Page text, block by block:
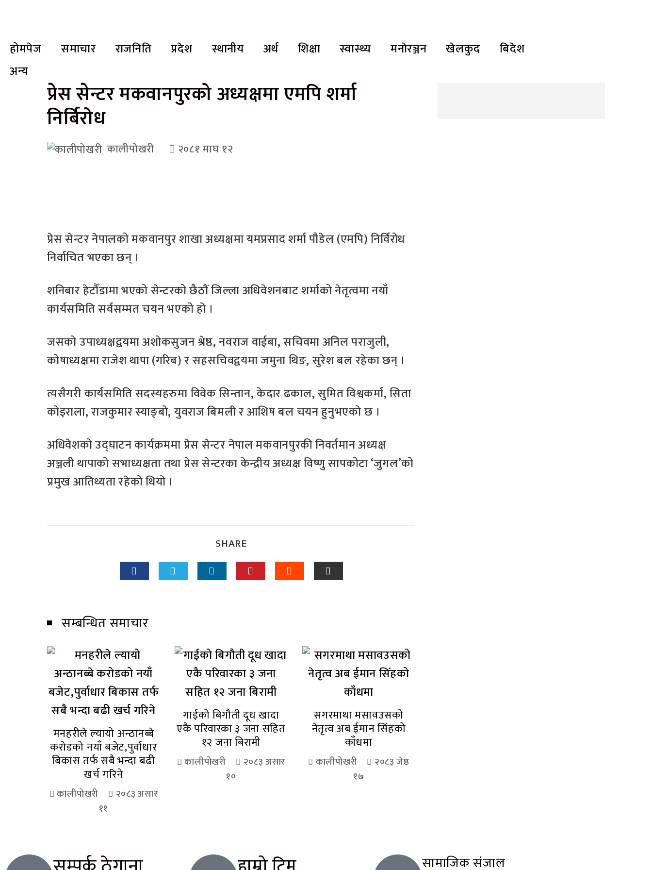
होमपेज समाचार राजनिति प्रदेश स्थानीय अर्थ शिक्षा स्वास्थ्य मनाेरञ्जन खेलकुद
बिदेश
अन्य
प्रेस सेन्टर मकवानपुरको अध्यक्षमा एमपि शर्मा
निर्बिरोध
कालीपोखरी २०८१ माघ १२
प्रेस सेन्टर नेपालको मकवानपुर शाखा अध्यक्षमा यमप्रसाद शर्मा पौडेल (एमपि) निर्विरोध
निर्वाचित भएका छन् ।
शनिबार हेटौँडामा भएको सेन्टरको छैठौं जिल्ला अधिवेशनबाट शर्माको नेतृत्वमा नयाँ
कार्यसमिति सर्वसम्मत चयन भएको हो ।
जसको उपाध्यक्षद्वयमा अशोकसुजन श्रेष्ठ, नवराज वाईबा, सचिवमा अनिल पराजुली,
कोषाध्यक्षमा राजेश थापा (गरिब) र सहसचिवद्वयमा जमुना थिङ, सुरेश बल रहेका छन् ।
त्यसैगरी कार्यसमिति सदस्यहरुमा विवेक सिन्तान, केदार ढकाल, सुमित विश्वकर्मा, सिता
कोइराला, राजकुमार स्याङ्बो, युवराज बिमली र आशिष बल चयन हुनुभएको छ ।
अधिवेशको उद्घाटन कार्यक्रममा प्रेस सेन्टर नेपाल मकवानपुरकी निवर्तमान अध्यक्ष
अञ्जली थापाको सभाध्यक्षता तथा प्रेस सेन्टरका केन्द्रीय अध्यक्ष विष्णु सापकोटा ‘जुगल’को
प्रमुख आतिथ्यता रहेको थियो ।
SHARE
सम्बन्धित समाचार
मनहरीले ल्यायो अन्ठानब्बे
करोडको नयाँ बजेट,पुर्वाधार
बिकास तर्फ सबै भन्दा बढी
खर्च गरिने
कालीपोखरी
२०८३ असार
११
गाईको बिगौती दूध खादा
एकै परिवारका ३ जना सहित
१२ जना बिरामी
कालीपोखरी
२०८३ असार
१०
सगरमाथा मसावउसको
नेतृत्व अब ईमान सिंहको
काँधमा
कालीपोखरी
२०८३ जेष्ठ
१७
सामाजिक संजाल